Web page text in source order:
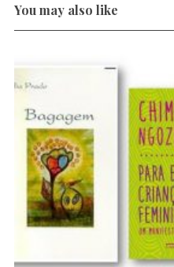
You may also like